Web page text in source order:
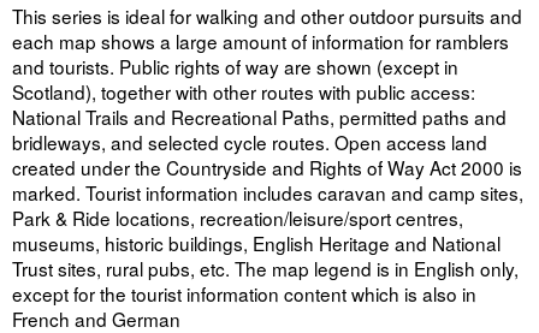
This series is ideal for walking and other outdoor pursuits and
each map shows a large amount of information for ramblers
and tourists. Public rights of way are shown (except in
Scotland), together with other routes with public access:
National Trails and Recreational Paths, permitted paths and
bridleways, and selected cycle routes. Open access land
created under the Countryside and Rights of Way Act 2000 is
marked. Tourist information includes caravan and camp sites,
Park & Ride locations, recreation/leisure/sport centres,
museums, historic buildings, English Heritage and National
Trust sites, rural pubs, etc. The map legend is in English only,
except for the tourist information content which is also in
French and German